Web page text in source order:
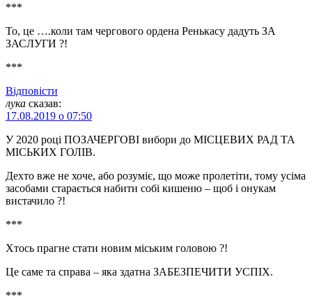
***
То, це ….коли там чергового ордена Ренькасу дадуть ЗА
ЗАСЛУГИ ?!
***
Відповіcти
лука сказав:
17.08.2019 о 07:50
У 2020 році ПОЗАЧЕРГОВІ вибори до МІСЦЕВИХ РАД ТА
МІСЬКИХ ГОЛІВ.
Дехто вже не хоче, або розуміє, що може пролетіти, тому усіма
засобами старається набити собі кишеню – щоб і онукам
вистачило ?!
***
Хтось прагне стати новим міським головою ?!
Це саме та справа – яка здатна ЗАБЕЗПЕЧИТИ УСПІХ.
***